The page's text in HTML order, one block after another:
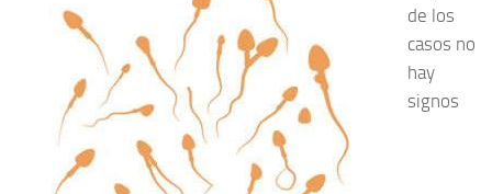
de los
casos no
hay
signos